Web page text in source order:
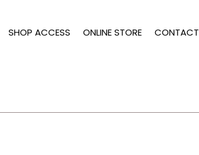
SHOP ACCESS ONLINE STORE CONTACT